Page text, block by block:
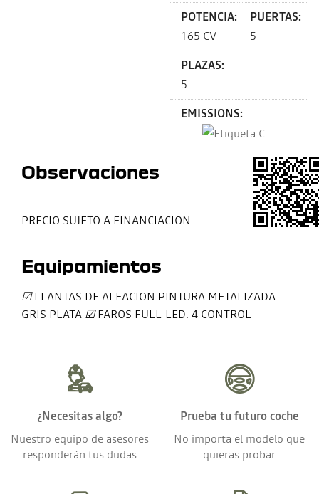
POTENCIA:
165 CV
PUERTAS:
5
PLAZAS:
5
EMISSIONS:
Observaciones
PRECIO SUJETO A FINANCIACION
Equipamientos
☑LLANTAS DE ALEACION PINTURA METALIZADA
GRIS PLATA ☑FAROS FULL-LED. 4 CONTROL
¿Necesitas algo?
Nuestro equipo de asesores
responderán tus dudas
Prueba tu futuro coche
No importa el modelo que
quieras probar